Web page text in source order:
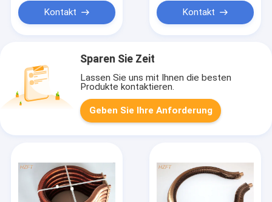
Kontakt Kontakt
Sparen Sie Zeit
Lassen Sie uns mit Ihnen die besten
Produkte kontaktieren.
Geben Sie Ihre Anforderung